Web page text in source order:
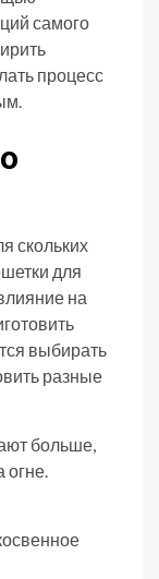
самого
процесс
скольких
для
на
выбирать
разные
больше,